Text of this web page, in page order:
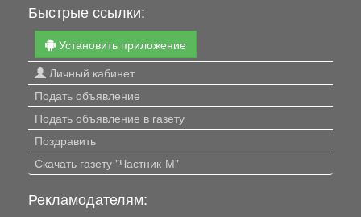
Быстрые ссылки:
Установить приложение
Личный кабинет
Подать объявление
Подать объявление в газету
Поздравить
Скачать газету "Частник-М"
Рекламодателям: